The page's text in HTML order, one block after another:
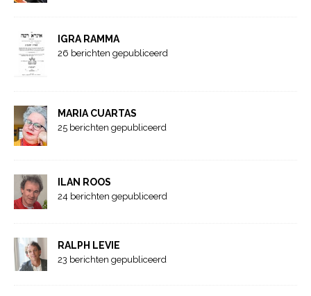
IGRA RAMMA
26 berichten gepubliceerd
MARIA CUARTAS
25 berichten gepubliceerd
ILAN ROOS
24 berichten gepubliceerd
RALPH LEVIE
23 berichten gepubliceerd